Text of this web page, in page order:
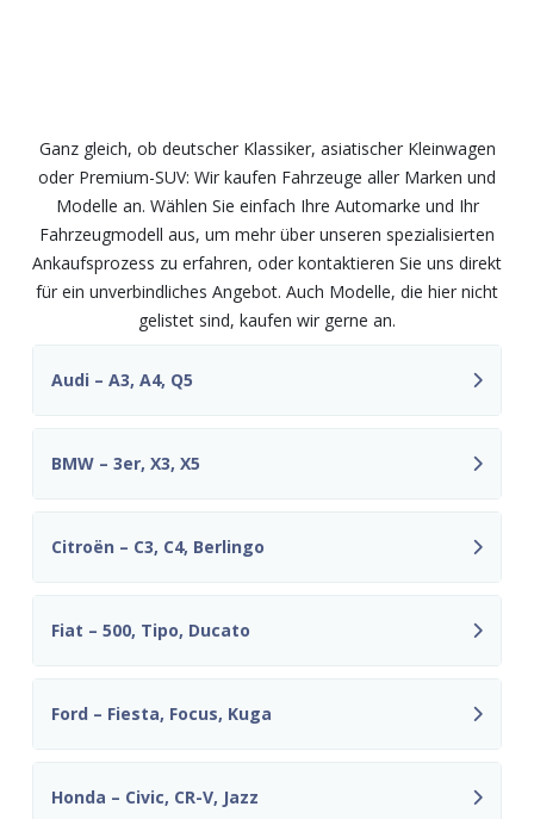
Ganz gleich, ob deutscher Klassiker, asiatischer Kleinwagen
oder Premium-SUV: Wir kaufen Fahrzeuge aller Marken und
Modelle an. Wählen Sie einfach Ihre Automarke und Ihr
Fahrzeugmodell aus, um mehr über unseren spezialisierten
Ankaufsprozess zu erfahren, oder kontaktieren Sie uns direkt
für ein unverbindliches Angebot. Auch Modelle, die hier nicht
gelistet sind, kaufen wir gerne an.
Audi – A3, A4, Q5
BMW – 3er, X3, X5
Citroën – C3, C4, Berlingo
Fiat – 500, Tipo, Ducato
Ford – Fiesta, Focus, Kuga
Honda – Civic, CR-V, Jazz